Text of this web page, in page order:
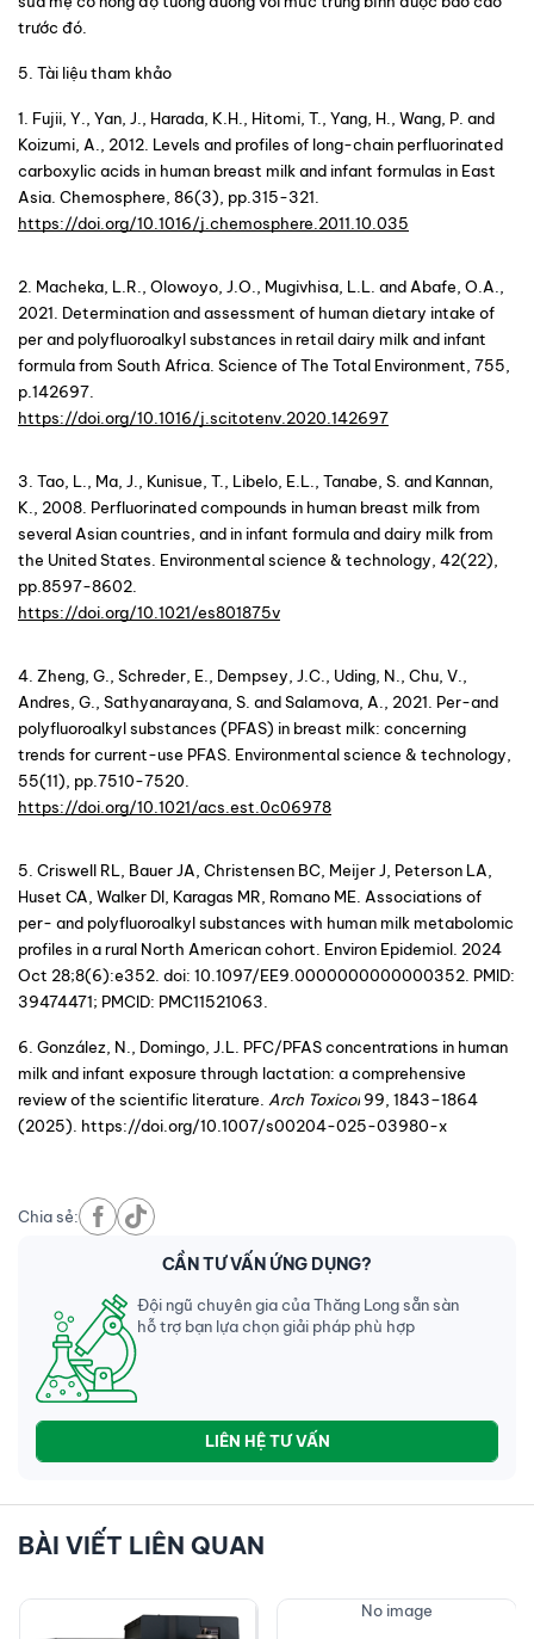
trước đó.
5. Tài liệu tham khảo
1. Fujii, Y., Yan, J., Harada, K.H., Hitomi, T., Yang, H., Wang, P. and
Koizumi, A., 2012. Levels and profiles of long-chain perfluorinated
carboxylic acids in human breast milk and infant formulas in East
Asia. Chemosphere, 86(3), pp.315-321.
https://doi.org/10.1016/j.chemosphere.2011.10.035
2. Macheka, L.R., Olowoyo, J.O., Mugivhisa, L.L. and Abafe, O.A.,
2021. Determination and assessment of human dietary intake of
per and polyfluoroalkyl substances in retail dairy milk and infant
formula from South Africa. Science of The Total Environment, 755,
p.142697.
https://doi.org/10.1016/j.scitotenv.2020.142697
3. Tao, L., Ma, J., Kunisue, T., Libelo, E.L., Tanabe, S. and Kannan,
K., 2008. Perfluorinated compounds in human breast milk from
several Asian countries, and in infant formula and dairy milk from
the United States. Environmental science & technology, 42(22),
pp.8597-8602.
https://doi.org/10.1021/es801875v
4. Zheng, G., Schreder, E., Dempsey, J.C., Uding, N., Chu, V.,
Andres, G., Sathyanarayana, S. and Salamova, A., 2021. Per-and
polyfluoroalkyl substances (PFAS) in breast milk: concerning
trends for current-use PFAS. Environmental science & technology,
55(11), pp.7510-7520.
https://doi.org/10.1021/acs.est.0c06978
5. Criswell RL, Bauer JA, Christensen BC, Meijer J, Peterson LA,
Huset CA, Walker DI, Karagas MR, Romano ME. Associations of
per- and polyfluoroalkyl substances with human milk metabolomic
profiles in a rural North American cohort. Environ Epidemiol. 2024
Oct 28;8(6):e352. doi: 10.1097/EE9.0000000000000352. PMID:
39474471; PMCID: PMC11521063.
6. González, N., Domingo, J.L. PFC/PFAS concentrations in human
milk and infant exposure through lactation: a comprehensive
review of the scientific literature. Arch Toxicol 99 , 1843–1864
(2025). https://doi.org/10.1007/s00204-025-03980-x
Chia sẻ:
CẦN TƯ VẤN ỨNG DỤNG?
Đội ngũ chuyên gia của Thăng Long sẵn sàn
hỗ trợ bạn lựa chọn giải pháp phù hợp
LIÊN HỆ TƯ VẤN
BÀI VIẾT LIÊN QUAN
No image